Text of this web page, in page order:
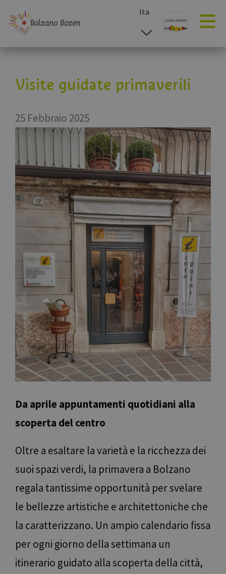
Ita
esp
deu
Visite guidate primaverili
25 Febbraio 2025
Da aprile appuntamenti quotidiani alla
scoperta del centro
Oltre a esaltare la varietà e la ricchezza dei
suoi spazi verdi, la primavera a Bolzano
regala tantissime opportunità per svelare
le bellezze artistiche e architettoniche che
la caratterizzano. Un ampio calendario fissa
per ogni giorno della settimana un
itinerario guidato alla scoperta della città,